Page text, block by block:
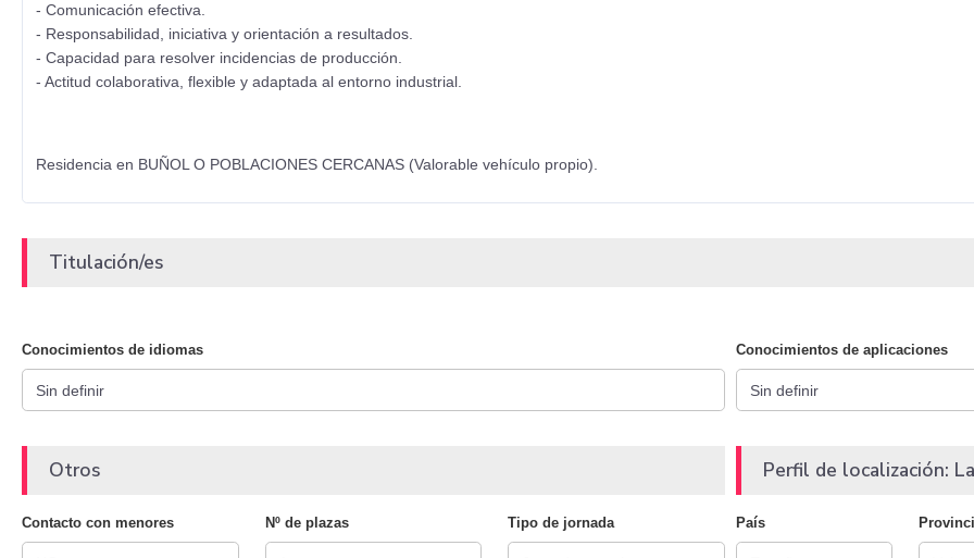
- Comunicación efectiva.
- Responsabilidad, iniciativa y orientación a resultados.
- Capacidad para resolver incidencias de producción.
- Actitud colaborativa, flexible y adaptada al entorno industrial.
Residencia en BUÑOL O POBLACIONES CERCANAS (Valorable vehículo propio).
Titulación/es
Conocimientos de idiomas Conocimientos de aplicaciones
Otros
Contacto con menores Nº de plazas Tipo de jornada
Perfil de localización:
País